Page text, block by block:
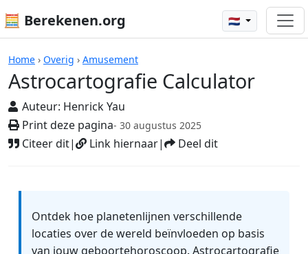
🧮 Berekenen.org 🇳🇱
Home › Overig › Amusement
Astrocartografie Calculator
Auteur: Henrick Yau
Print deze pagina- 30 augustus 2025
Citeer dit| Link hiernaar| Deel dit
Rekenmachines
Ontdek hoe planetenlijnen verschillende
locaties over de wereld beïnvloeden op basis
van jouw geboortehoroscoop. Astrocartografie